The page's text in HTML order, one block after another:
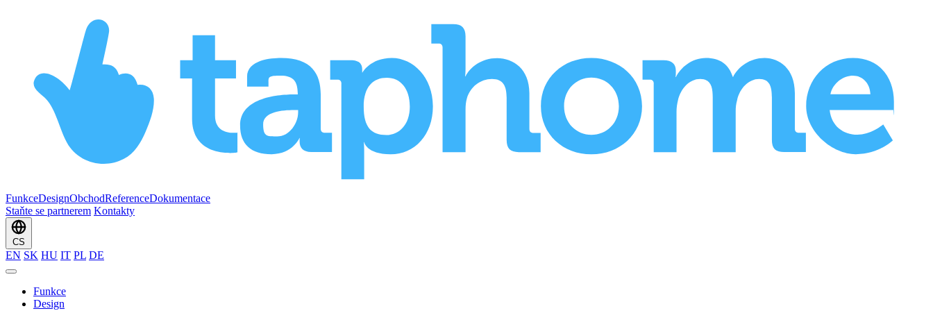
FunkceDesignObchodReferenceDokumentace
Staňte se partnerem Kontakty
CS
EN SK HU IT PL DE
Funkce
Design